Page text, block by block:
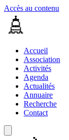
Accès au contenu
Accueil
Association
Activités
Agenda
Actualités
Annuaire
Recherche
Contact